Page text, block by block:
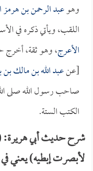
وهوعبد الرحمن بن هرمز
اللقب، ويأتي ذكره في
الأعرج، وهو ثقة،
[عنعبد الله بن مالك بن
صاحب رسول الله صلى
الكتب الستة.
شرح حديث أبي هريرة:
لأبصرت إبطيه) يعني